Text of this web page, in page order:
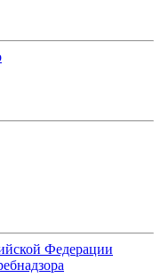
Федерации